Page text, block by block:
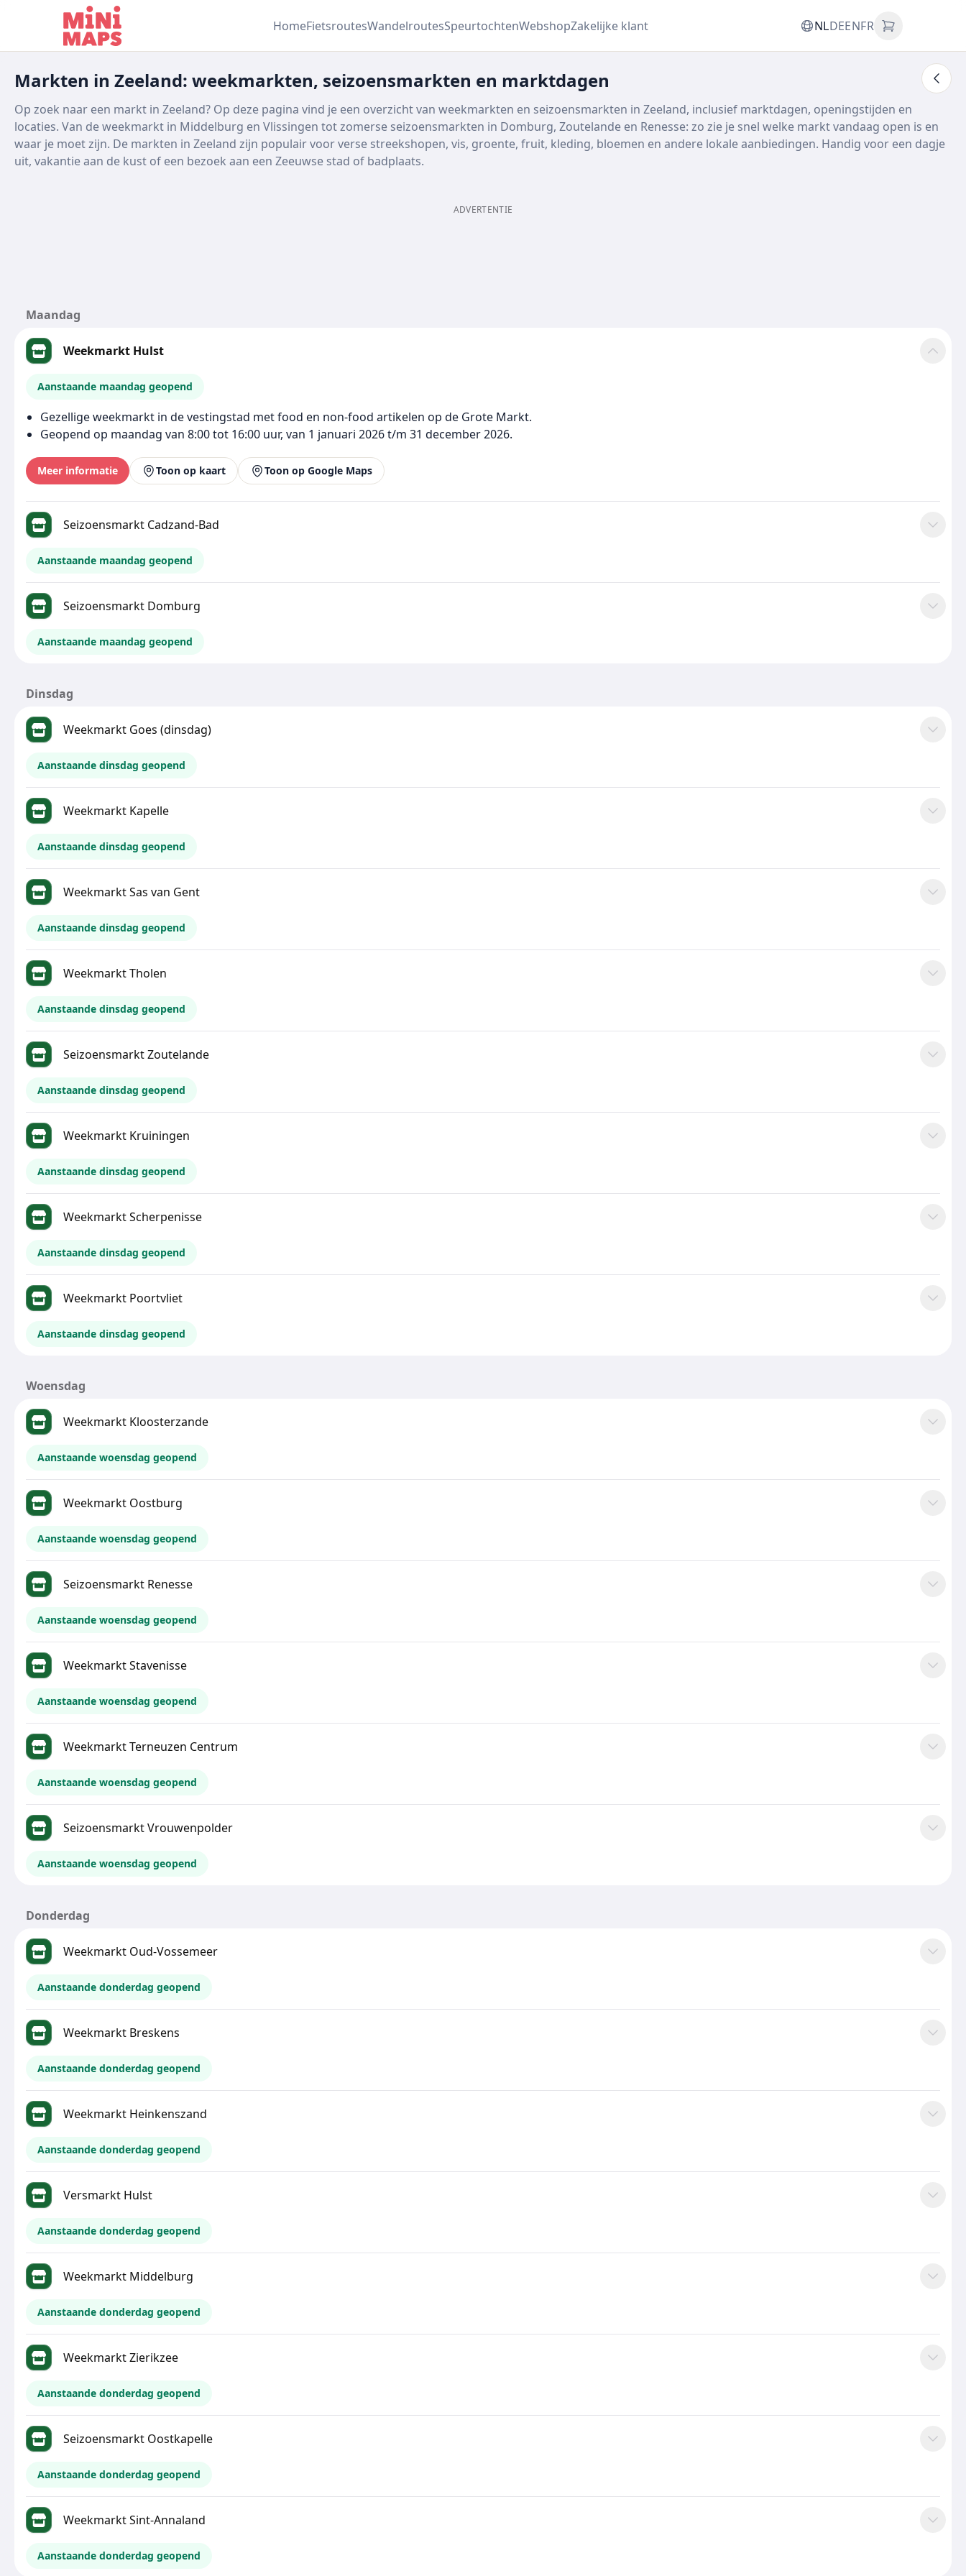
Ga naar inhoud
HomeFietsroutesWandelroutesSpeurtochtenWebshopZakelijke klant NLDEENFR
Markten in Zeeland: weekmarkten, seizoensmarkten en marktdagen
Op zoek naar een markt in Zeeland? Op deze pagina vind je een overzicht van weekmarkten en seizoensmarkten in Zeeland, inclusief marktdagen, openingstijden en
locaties. Van de weekmarkt in Middelburg en Vlissingen tot zomerse seizoensmarkten in Domburg, Zoutelande en Renesse: zo zie je snel welke markt vandaag open is en
waar je moet zijn. De markten in Zeeland zijn populair voor verse streekshopen, vis, groente, fruit, kleding, bloemen en andere lokale aanbiedingen. Handig voor een dagje
uit, vakantie aan de kust of een bezoek aan een Zeeuwse stad of badplaats.
ADVERTENTIE
Maandag
Weekmarkt Hulst
Aanstaande maandag geopend
Gezellige weekmarkt in de vestingstad met food en non-food artikelen op de Grote Markt.
Geopend op maandag van 8:00 tot 16:00 uur, van 1 januari 2026 t/m 31 december 2026.
Meer informatie Toon op kaart Toon op Google Maps
Seizoensmarkt Cadzand-Bad
Aanstaande maandag geopend
Seizoensmarkt Domburg
Aanstaande maandag geopend
Dinsdag
Weekmarkt Goes (dinsdag)
Aanstaande dinsdag geopend
Weekmarkt Kapelle
Aanstaande dinsdag geopend
Weekmarkt Sas van Gent
Aanstaande dinsdag geopend
Weekmarkt Tholen
Aanstaande dinsdag geopend
Seizoensmarkt Zoutelande
Aanstaande dinsdag geopend
Weekmarkt Kruiningen
Aanstaande dinsdag geopend
Weekmarkt Scherpenisse
Aanstaande dinsdag geopend
Weekmarkt Poortvliet
Aanstaande dinsdag geopend
Woensdag
Weekmarkt Kloosterzande
Aanstaande woensdag geopend
Weekmarkt Oostburg
Aanstaande woensdag geopend
Seizoensmarkt Renesse
Aanstaande woensdag geopend
Weekmarkt Stavenisse
Aanstaande woensdag geopend
Weekmarkt Terneuzen Centrum
Aanstaande woensdag geopend
Seizoensmarkt Vrouwenpolder
Aanstaande woensdag geopend
Donderdag
Weekmarkt Oud-Vossemeer
Aanstaande donderdag geopend
Weekmarkt Breskens
Aanstaande donderdag geopend
Weekmarkt Heinkenszand
Aanstaande donderdag geopend
Versmarkt Hulst
Aanstaande donderdag geopend
Weekmarkt Middelburg
Aanstaande donderdag geopend
Weekmarkt Zierikzee
Aanstaande donderdag geopend
Seizoensmarkt Oostkapelle
Aanstaande donderdag geopend
Weekmarkt Sint-Annaland
Aanstaande donderdag geopend